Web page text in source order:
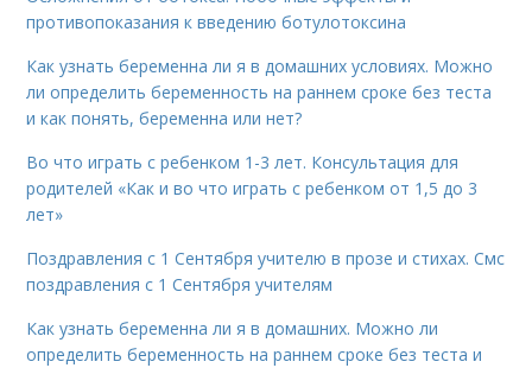
противопоказания к введению ботулотоксина
Как узнать беременна ли я в домашних условиях. Можно
ли определить беременность на раннем сроке без теста
и как понять, беременна или нет?
Во что играть с ребенком 1-3 лет. Консультация для
родителей «Как и во что играть с ребенком от 1,5 до 3
лет»
Поздравления с 1 Сентября учителю в прозе и стихах. Смс
поздравления с 1 Сентября учителям
Как узнать беременна ли я в домашних. Можно ли
определить беременность на раннем сроке без теста и